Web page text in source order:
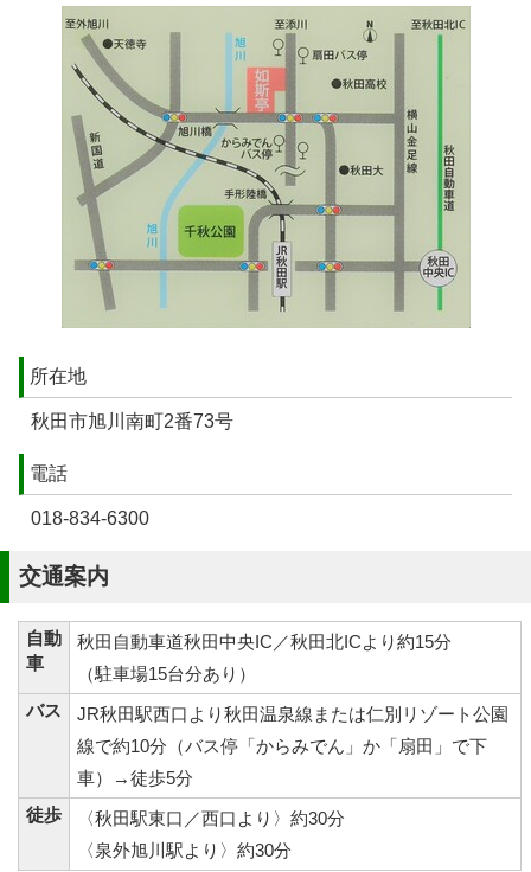
所在地
秋田市旭川南町2番73号
電話
018-834-6300
交通案内
自動
車
秋田自動車道秋田中央IC／秋田北ICより約15分
（駐車場15台分あり）
バス
JR秋田駅西口より秋田温泉線または仁別リゾート公園
線で約10分（バス停「からみでん」か「扇田」で下
車）→徒歩5分
徒歩
〈秋田駅東口／西口より〉約30分
〈泉外旭川駅より〉約30分